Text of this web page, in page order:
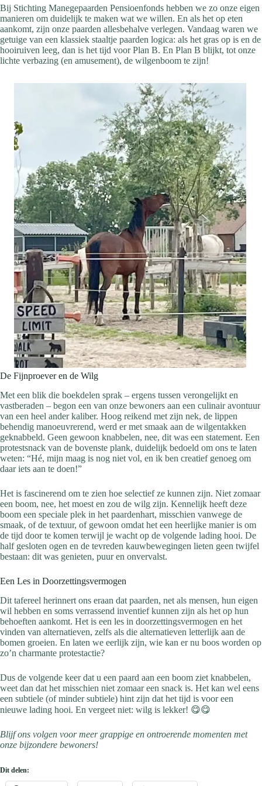
Bij Stichting Manegepaarden Pensioenfonds hebben we zo onze eigen
manieren om duidelijk te maken wat we willen. En als het op eten
aankomt, zijn onze paarden allesbehalve verlegen. Vandaag waren we
getuige van een klassiek staaltje paarden logica: als het gras op is en de
hooiruiven leeg, dan is het tijd voor Plan B. En Plan B blijkt, tot onze
lichte verbazing (en amusement), de wilgenboom te zijn!
De Fijnproever en de Wilg
Met een blik die boekdelen sprak – ergens tussen verongelijkt en
vastberaden – begon een van onze bewoners aan een culinair avontuur
van een heel ander kaliber. Hoog reikend met zijn nek, de lippen
behendig manoeuvrerend, werd er met smaak aan de wilgentakken
geknabbeld. Geen gewoon knabbelen, nee, dit was een statement. Een
protestsnack van de bovenste plank, duidelijk bedoeld om ons te laten
weten: “Hé, mijn maag is nog niet vol, en ik ben creatief genoeg om
daar iets aan te doen!”
Het is fascinerend om te zien hoe selectief ze kunnen zijn. Niet zomaar
een boom, nee, het moest en zou de wilg zijn. Kennelijk heeft deze
boom een speciale plek in het paardenhart, misschien vanwege de
smaak, of de textuur, of gewoon omdat het een heerlijke manier is om
de tijd door te komen terwijl je wacht op de volgende lading hooi. De
half gesloten ogen en de tevreden kauwbewegingen lieten geen twijfel
bestaan: dit was genieten, puur en onvervalst.
Een Les in Doorzettingsvermogen
Dit tafereel herinnert ons eraan dat paarden, net als mensen, hun eigen
wil hebben en soms verrassend inventief kunnen zijn als het op hun
behoeften aankomt. Het is een les in doorzettingsvermogen en het
vinden van alternatieven, zelfs als die alternatieven letterlijk aan de
bomen groeien. En laten we eerlijk zijn, wie kan er nu boos worden op
zo’n charmante protestactie?
Dus de volgende keer dat u een paard aan een boom ziet knabbelen,
weet dan dat het misschien niet zomaar een snack is. Het kan wel eens
een subtiele (of minder subtiele) hint zijn dat het tijd is voor een
nieuwe lading hooi. En vergeet niet: wilg is lekker! 😋😋
Blijf ons volgen voor meer grappige en ontroerende momenten met
onze bijzondere bewoners!
Dit delen: